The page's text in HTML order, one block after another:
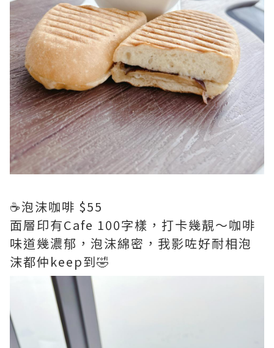
☕️泡沫咖啡 $55
面層印有Cafe 100字樣，打卡幾靚～咖啡
味道幾濃郁，泡沫綿密，我影咗好耐相泡
沫都仲keep到🤣